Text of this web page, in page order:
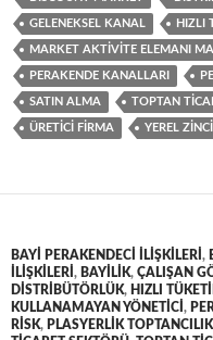
GELENEKSEL KANAL HIZLI
MARKET AKTIVITE ELEMANI
PERAKENDE KANALLARI
SATIN ALMA TOPTAN
ÜRETICI FIRMA YEREL
BAYI PERAKENDECI ILIŞKILERI ,
ILIŞKILERI , BAYILIK, ÇALIŞAN
DISTRIBÜTÖRLÜK, HIZLI
KULLANAMAYAN YÖNETICI ,
RISK, PLASYERLIK